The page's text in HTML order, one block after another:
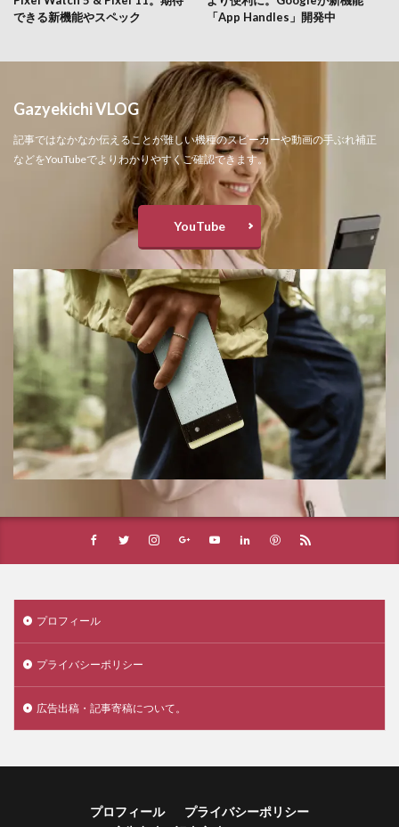
できる新機能やスペック
「App Handles」開発中
Gazyekichi VLOG
記事ではなかなか伝えることが難しい機種のスピーカーや動画の手ぶれ補正
などをYouTubeでよりわかりやすくご確認できます。
YouTube
プロフィール
プライバシーポリシー
広告出稿・記事寄稿について。
プロフィール
プライバシーポリシー